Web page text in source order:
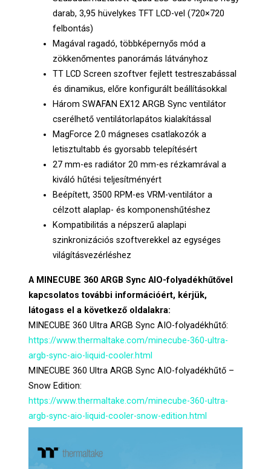
darab, 3,95 hüvelykes TFT LCD-vel (720×720
felbontás)
Magával ragadó, többképernyős mód a
zökkenőmentes panorámás látványhoz
TT LCD Screen szoftver fejlett testreszabással
és dinamikus, előre konfigurált beállításokkal
Három SWAFAN EX12 ARGB Sync ventilátor
cserélhető ventilátorlapátos kialakítással
MagForce 2.0 mágneses csatlakozók a
letisztultabb és gyorsabb telepítésért
27 mm-es radiátor 20 mm-es rézkamrával a
kiváló hűtési teljesítményért
Beépített, 3500 RPM-es VRM-ventilátor a
célzott alaplap- és komponenshűtéshez
Kompatibilitás a népszerű alaplapi
szinkronizációs szoftverekkel az egységes
világításvezérléshez
A MINECUBE 360 ARGB Sync AIO-folyadékhűtővel
kapcsolatos további információért, kérjük,
látogass el a következő oldalakra:
MINECUBE 360 Ultra ARGB Sync AIO-folyadékhűtő:
https://www.thermaltake.com/minecube-360-ultra-
argb-sync-aio-liquid-cooler.html
MINECUBE 360 Ultra ARGB Sync AIO-folyadékhűtő –
Snow Edition:
https://www.thermaltake.com/minecube-360-ultra-
argb-sync-aio-liquid-cooler-snow-edition.html